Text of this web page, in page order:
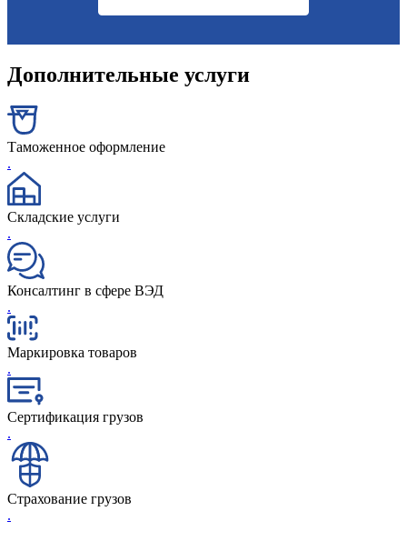
Дополнительные услуги
Таможенное оформление
.
Складские услуги
.
Консалтинг в сфере ВЭД
.
Маркировка товаров
.
Сертификация грузов
.
Страхование грузов
.